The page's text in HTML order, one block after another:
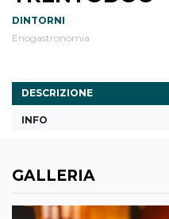
DINTORNI
Enogastronomia
DESCRIZIONE
INFO
GALLERIA